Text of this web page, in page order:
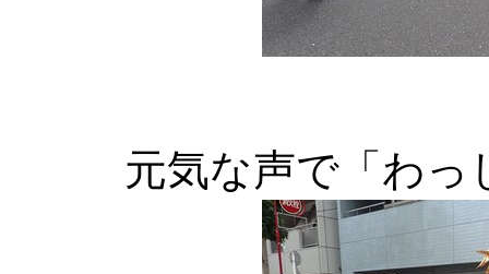
元気な声で「わっ